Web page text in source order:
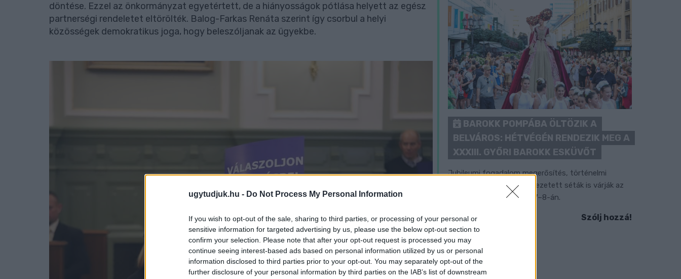
ugytudjuk.hu - Do Not Process My Personal Information
If you wish to opt-out of the sale, sharing to third parties, or processing of your personal or
sensitive information for targeted advertising by us, please use the below opt-out section to
confirm your selection. Please note that after your opt-out request is processed you may
continue seeing interest-based ads based on personal information utilized by us or personal
information disclosed to third parties prior to your opt-out. You may separately opt-out of the
further disclosure of your personal information by third parties on the IAB’s list of downstream
döntése. Ezzel az önkormányzat egyetértett, de a hiányosságok pótlása helyett az egész
partnerségi rendeletet eltörölték. Balog-Farkas Renáta szerint így csorbul a helyi
közösségek demokratikus joga, hogy beleszóljanak az ügyekbe.
BAROKK POMPÁBA ÖLTÖZIK A
BELVÁROS: HÉTVÉGÉN RENDEZIK MEG A
XXXIII. GYŐRI BAROKK ESKÜVŐT
Jubileumi fogadalom megerősítés, történelmi
felvonulás, tűzshow és vezetett séták is várják az
érdeklődőket augusztus 7–8-án.
Szólj hozzá!